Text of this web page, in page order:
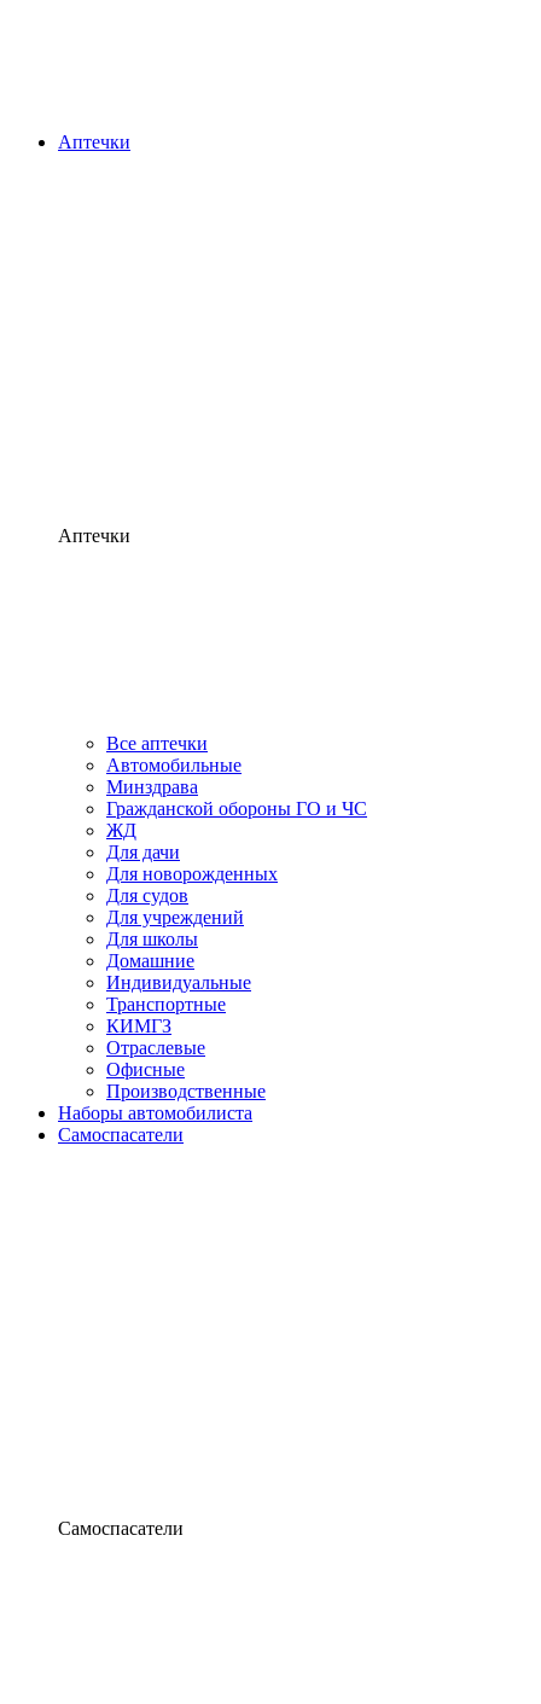
Аптечки
Аптечки
Все аптечки
Автомобильные
Минздрава
Гражданской обороны ГО и ЧС
ЖД
Для дачи
Для новорожденных
Для судов
Для учреждений
Для школы
Домашние
Индивидуальные
Транспортные
КИМГЗ
Отраслевые
Офисные
Производственные
Наборы автомобилиста
Самоспасатели
Самоспасатели